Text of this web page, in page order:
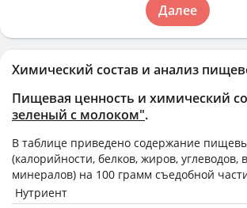
Химический состав и анализ
Пищевая ценность и химический
зеленый с молоком".
В таблице приведено содержание
(калорийности, белков, жиров, углеводов,
минералов) на 100 грамм съедобной
Нутриент
Далее